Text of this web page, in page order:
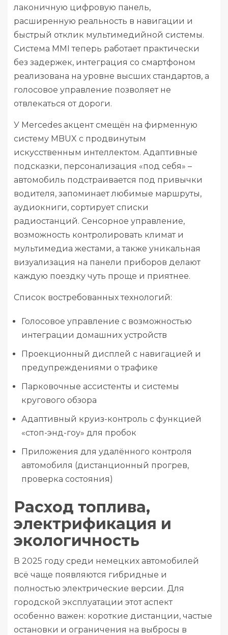
лаконичную цифровую панель,
расширенную реальность в навигации и
быстрый отклик мультимедийной системы.
Система MMI теперь работает практически
без задержек, интеграция со смартфоном
реализована на уровне высших стандартов, а
голосовое управление позволяет не
отвлекаться от дороги.
У Mercedes акцент смещён на фирменную
систему MBUX с продвинутым
искусственным интеллектом. Адаптивные
подсказки, персонализация «под себя» –
автомобиль подстраивается под привычки
водителя, запоминает любимые маршруты,
аудиокниги, сортирует списки
радиостанций. Сенсорное управление,
возможность контролировать климат и
мультимедиа жестами, а также уникальная
визуализация на панели приборов делают
каждую поездку чуть проще и приятнее.
Список востребованных технологий:
Голосовое управление с возможностью
интеграции домашних устройств
Проекционный дисплей с навигацией и
предупреждениями о трафике
Парковочные ассистенты и системы
кругового обзора
Адаптивный круиз-контроль с функцией
«стоп-энд-гоу» для пробок
Приложения для удалённого контроля
автомобиля (дистанционный прогрев,
проверка состояния)
Расход топлива,
электрификация и
экологичность
В 2025 году среди немецких автомобилей
всё чаще появляются гибридные и
полностью электрические версии. Для
городской эксплуатации этот аспект
особенно важен: короткие дистанции, частые
остановки и ограничения на выбросы в